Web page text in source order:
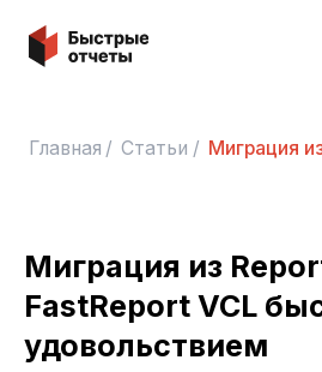
Быстрые отчеты
Главная / Статьи / Миграция
Миграция из
FastReport VCL
удовольствием